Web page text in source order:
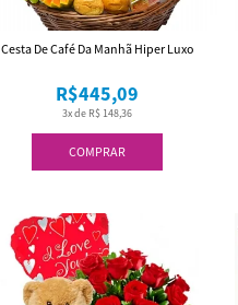
COMPRAR
3x de R$ 148,36
R$445,09
Cesta De Café Da Manhã Hiper Luxo